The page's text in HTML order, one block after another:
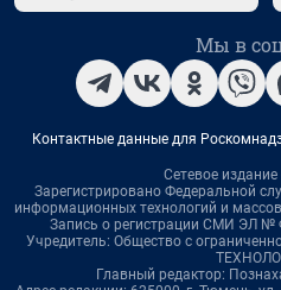
Мы в
Контактные данные для
Сетевое
Зарегистрировано Федеральной
информационных технологий и
Запись о регистрации СМИ ЭЛ №
Учредитель: Общество с
Главный редактор: